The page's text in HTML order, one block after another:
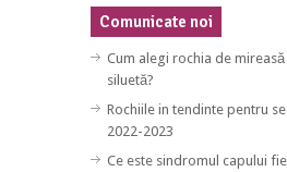
Comunicate noi
Cum alegi rochia de
siluetă?
Rochiile in tendinte pentru
2022-2023
Ce este sindromul capului